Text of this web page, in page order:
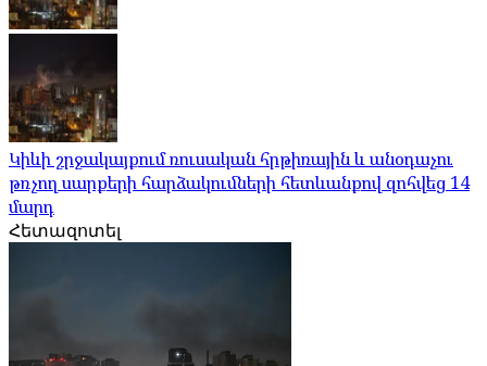
Կիևի շրջակայքում ռուսական հրթիռային և անօդաչու
թռչող սարքերի հարձակումների հետևանքով զոհվեց 14
մարդ
Հետազոտել